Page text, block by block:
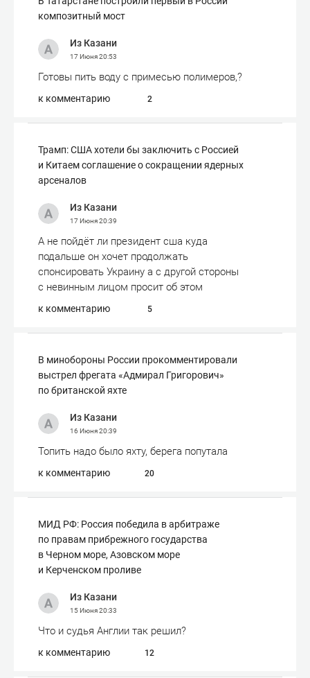
композитный мост
Из Казани
17 Июня20:53
Готовы пить воду с примесью полимеров,?
к комментарию 2
Трамп: США хотели бы заключить с Россией
и Китаем соглашение о сокращении ядерных
арсеналов
Из Казани
17 Июня20:39
А не пойдёт ли президент сша куда
подальше он хочет продолжать
спонсировать Украину а с другой стороны
с невинным лицом просит об этом
к комментарию 5
В минобороны России прокомментировали
выстрел фрегата «Адмирал Григорович»
по британской яхте
Из Казани
16 Июня20:39
Топить надо было яхту, берега попутала
к комментарию 20
МИД РФ: Россия победила в арбитраже
по правам прибрежного государства
в Черном море, Азовском море
и Керченском проливе
Из Казани
15 Июня20:33
Что и судья Англии так решил?
к комментарию 12